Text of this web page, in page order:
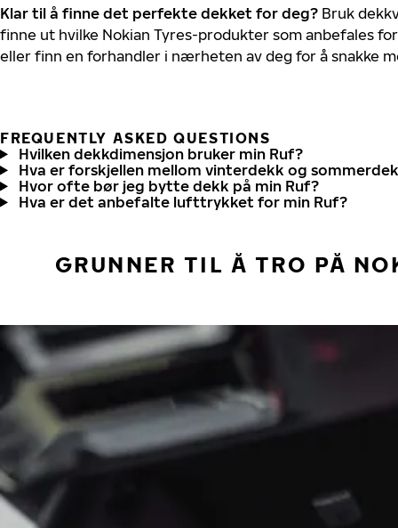
Klar til å finne det perfekte dekket for deg? Bruk
finne ut hvilke Nokian Tyres-produkter som anbefales
eller finn en forhandler i nærheten av deg for å snakke
FREQUENTLY ASKED QUESTIONS
Hvilken dekkdimensjon bruker min Ruf?
Hva er forskjellen mellom vinterdekk og
Hvor ofte bør jeg bytte dekk på min Ruf?
Hva er det anbefalte lufttrykket for min Ruf?
GRUNNER TIL Å TRO PÅ